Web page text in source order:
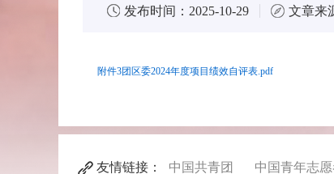
发布时间： 2025-10-29 文章来
附件3团区委2024年度项目绩效自评表.pdf
友情链接： 中国共青团 中国青年志